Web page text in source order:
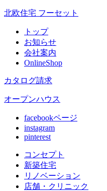
北欧住宅 フーセット
トップ
お知らせ
会社案内
OnlineShop
カタログ請求
オープンハウス
facebookページ
instagram
pinterest
コンセプト
新築住宅
リノベーション
店舗 ・クリニック